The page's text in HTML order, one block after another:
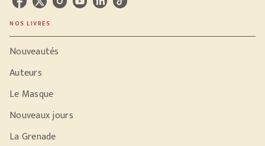
NOS LIVRES
Nouveautés
Auteurs
Le Masque
Nouveaux jours
La Grenade